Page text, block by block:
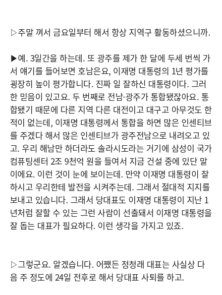
▷주말 껴서 금요일부터 해서 항상 지역구 활동하셨으니까.
▶예. 3일간을 하는데. 또 광주를 제가 한 달에 두세 번씩 가
서 얘기를 들어보면 호남은요, 이재명 대통령의 1년 평가를
굉장히 높이 평가합니다. 진짜 일 잘하신 대통령이다. 그러
한 믿음이 있고요. 두 번째로 전남·광주가 통합됐잖아요. 통
합됐기 때문에 다른 지역 다른 대전이고 대구고 아무것도 한
적이 없는데, 이재명 대통령께서 통합을 하면 많은 인센티브
를 주겠다 해서 많은 인센티브가 광주전남으로 내려오고 있
고. 우리 해남만 하더라도 솔라시도라는 거기에 삼성이 국가
컴퓨팅센터 2조 9천억 원을 들여서 지금 건설 중에 있단 말
이에요. 이런 것이 눈에 보이는데. 만약 이재명 대통령이 잘
하시고 우리한테 발전을 시켜주는데. 그래서 절대적 지지를
보내고 있습니다. 그래서 당대표도 이재명 대통령이 지난 1
년처럼 잘할 수 있는 그런 사람이 선출돼서 이재명 대통령을
잘 돕는 대표가 필요하다. 이런 생각을 가지고 있죠.
▷그렇군요. 알겠습니다. 어쨌든 정청래 대표는 사실상 다
음 주 정도에 24일 전후로 해서 당대표 사퇴를 하고.